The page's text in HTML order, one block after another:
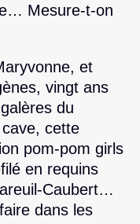
Mesure-t-on
et
vingt ans
du
cette
pom-pom girls
en requins
Caubert…
dans les